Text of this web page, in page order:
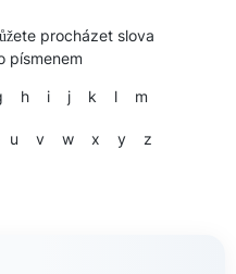
procházet slova
písmenem
h i j k l m
u v w x y z